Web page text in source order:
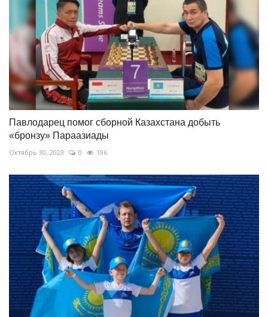
Павлодарец помог сборной Казахстана добыть
«бронзу» Параазиады
Октябрь 30, 2023 0 196